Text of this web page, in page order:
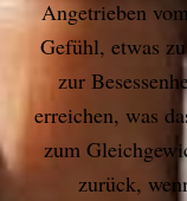
Angetrieben
Gefühl, etwas
zur
erreichen, was
zum
zurück,